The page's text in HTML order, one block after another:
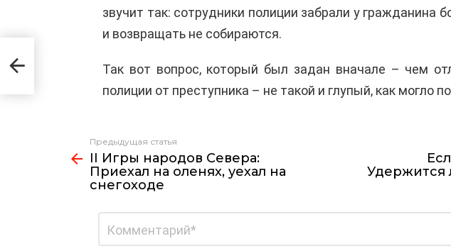
звучит так: сотрудники полиции забрали у гражданина
и возвращать не собираются.
Так вот вопрос, который был задан вначале – чем
полиции от преступника – не такой и глупый, как могло
Узнать
больше
Предыдущая статья
II Игры народов Севера:
Приехал на оленях, уехал на
снегоходе
Удержится
комментарий